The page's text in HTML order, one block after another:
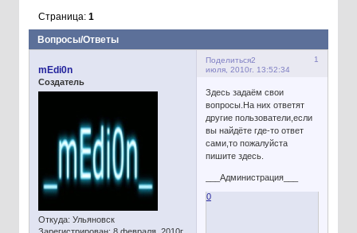
Вопросы/Ответы
Страница: 1
Поделиться 1
2
июля, 2010г. 13:52:34
mEdi0n
Создатель
Откуда: Ульяновск
Здесь задаём свои
вопросы.На них ответят
другие пользователи,если
вы найдёте где-то ответ
сами,то пожалуйста
пишите здесь.
___Администрация___
0